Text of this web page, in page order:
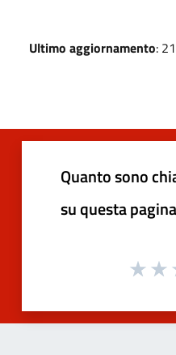
Ultimo aggiornamento:
Quanto sono
su questa